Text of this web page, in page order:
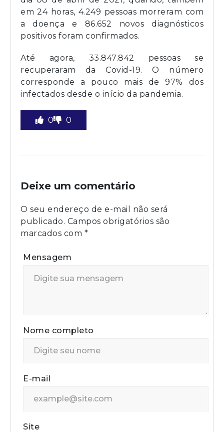
em 24 horas, 4.249 pessoas morreram com
a doença e 86.652 novos diagnósticos
positivos foram confirmados.
Até agora, 33.847.842 pessoas se
recuperaram da Covid-19. O número
corresponde a pouco mais de 97% dos
infectados desde o início da pandemia.
0 0
Deixe um comentário
O seu endereço de e-mail não será
publicado. Campos obrigatórios são
marcados com *
Mensagem
Nome completo
E-mail
Site